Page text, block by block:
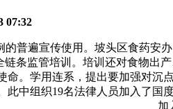
07:32
遍宣传使用。坡头区食药安办
条监管培训。培训还对食物出
。学用连系，提出要加强对
此中组织19名法律人员加入了
加